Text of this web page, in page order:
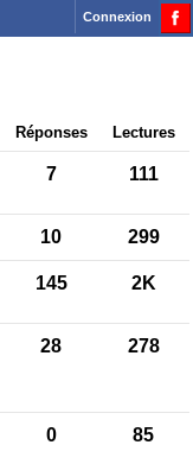
Connexion
Réponses Lectures
7 111
10 299
145 2K
28 278
0 85